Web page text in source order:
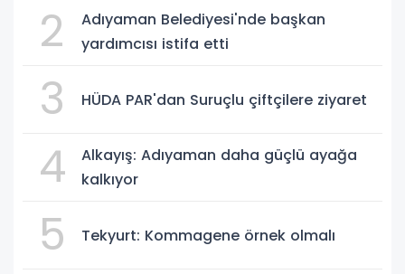
2
Adıyaman Belediyesi'nde başkan
yardımcısı istifa etti
3 HÜDA PAR'dan Suruçlu çiftçilere ziyaret
4
Alkayış: Adıyaman daha güçlü ayağa
kalkıyor
5 Tekyurt: Kommagene örnek olmalı